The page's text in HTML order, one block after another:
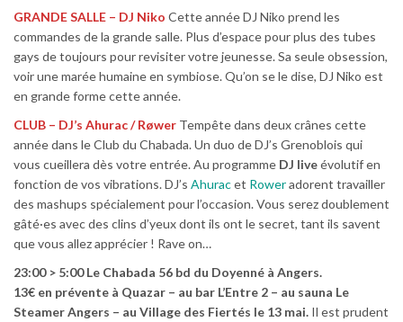
GRANDE SALLE – DJ Niko Cette année DJ Niko prend les
commandes de la grande salle. Plus d’espace pour plus des tubes
gays de toujours pour revisiter votre jeunesse. Sa seule obsession,
voir une marée humaine en symbiose. Qu’on se le dise, DJ Niko est
en grande forme cette année.
CLUB – DJ’s Ahurac / Røwer Tempête dans deux crânes cette
année dans le Club du Chabada. Un duo de DJ’s Grenoblois qui
vous cueillera dès votre entrée. Au programme DJ liveévolutif en
fonction de vos vibrations. DJ’s Ahuracet Roweradorent travailler
des mashups spécialement pour l’occasion. Vous serez doublement
gâté·es avec des clins d’yeux dont ils ont le secret, tant ils savent
que vous allez apprécier ! Rave on…
23:00 > 5:00 Le Chabada 56 bd du Doyenné à Angers.
13€ en prévente à Quazar – au bar L’Entre 2 – au sauna Le
Steamer Angers – au Village des Fiertés le 13 mai. Il est prudent